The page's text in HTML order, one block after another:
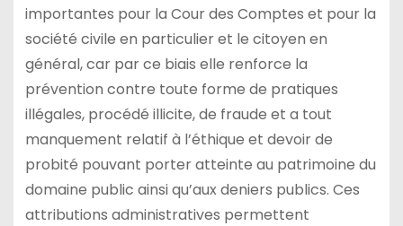
importantes pour la Cour des Comptes et pour la
société civile en particulier et le citoyen en
général, car par ce biais elle renforce la
prévention contre toute forme de pratiques
illégales, procédé illicite, de fraude et a tout
manquement relatif à l’éthique et devoir de
probité pouvant porter atteinte au patrimoine du
domaine public ainsi qu’aux deniers publics. Ces
attributions administratives permettent